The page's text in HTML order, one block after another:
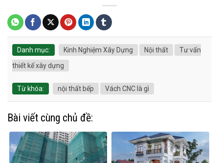
Danh mục: Kinh Nghiệm Xây Dựng Nội thất
Tư vấn
thiết kế xây dựng
Từ khóa: nội thất bếp Vách CNC là gì
Bài viết cùng chủ đề: